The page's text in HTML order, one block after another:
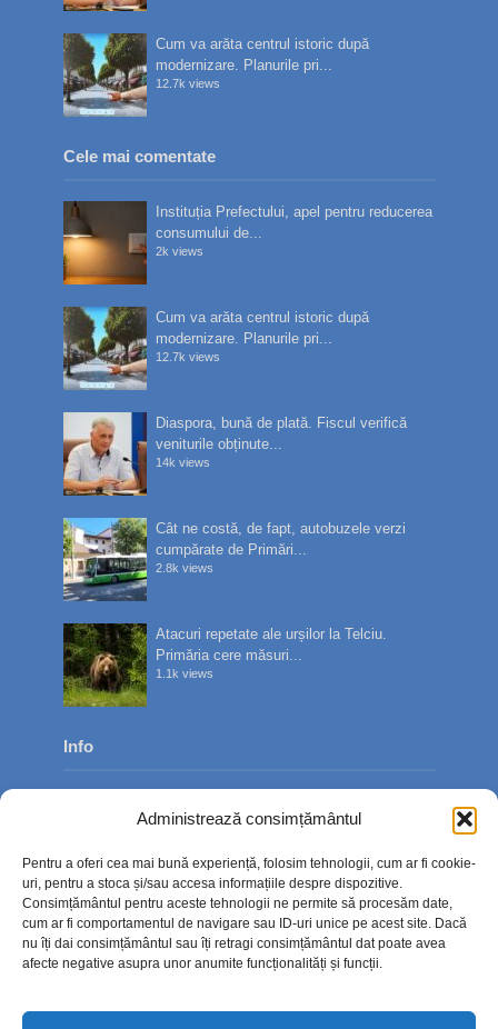
Administrează consimțământul
Pentru a oferi cea mai bună experiență, folosim tehnologii, cum ar fi cookie-
uri, pentru a stoca și/sau accesa informațiile despre dispozitive.
Consimțământul pentru aceste tehnologii ne permite să procesăm date,
cum ar fi comportamentul de navigare sau ID-uri unice pe acest site. Dacă
nu îți dai consimțământul sau îți retragi consimțământul dat poate avea
afecte negative asupra unor anumite funcționalități și funcții.
Cum va arăta centrul istoric după
modernizare. Planurile pri...
12.7k views
Cele mai comentate
Instituția Prefectului, apel pentru reducerea
consumului de...
2k views
Cum va arăta centrul istoric după
modernizare. Planurile pri...
12.7k views
Diaspora, bună de plată. Fiscul verifică
veniturile obținute...
14k views
Cât ne costă, de fapt, autobuzele verzi
cumpărate de Primări...
2.8k views
Atacuri repetate ale urșilor la Telciu.
Primăria cere măsuri...
1.1k views
Info
Contact
Politica de confidențialitate
Politică cookie-uri (UE)